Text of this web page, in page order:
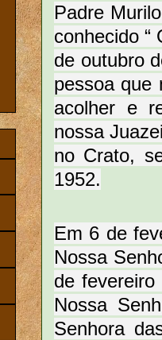
Padre
conhecido “
de outubro
pessoa que
acolher e
nossa
no Crato,
1952.
Em 6 de
Nossa
de
Nossa
Senhora